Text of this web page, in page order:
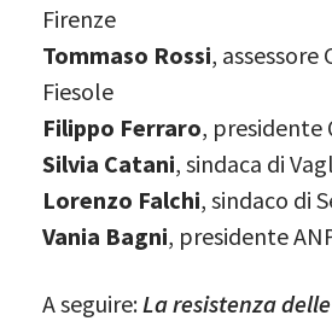
Firenze
Tommaso Rossi, assessore
Fiesole
Filippo Ferraro, presidente
Silvia Catani, sindaca di
Lorenzo Falchi, sindaco di
Vania Bagni, presidente
A seguire:La resistenza